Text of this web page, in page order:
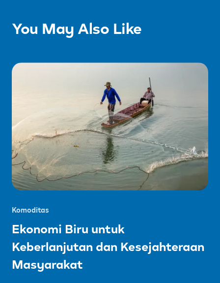
You May Also Like
Komoditas
Ekonomi Biru untuk
Keberlanjutan dan Kesejahteraan
Masyarakat